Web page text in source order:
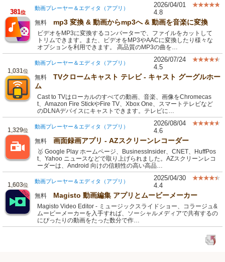
381位
動画プレーヤー＆エディタ（アプリ）
2026/04/01
4.8
無料 mp3 変換 & 動画からmp3へ & 動画を音楽に変換
ビデオをMP3に変換するコンバーターで、ファイルをカットして
トリムできます。また、ビデオをMP3やAACに変換したり様々な
オプションを利用できます。 高品質のMP3の曲を…
1,031位
動画プレーヤー＆エディタ（アプリ）
2026/07/24
4.5
無料
TVクロームキャスト テレビ - キャスト グーグルホー
ム
Cast to TVはローカルのすべての動画、音楽、画像をChromecas
t、Amazon Fire StickやFire TV、Xbox One、スマートテレビなど
のDLNAデバイスにキャストできます。テレビに…
1,329位
動画プレーヤー＆エディタ（アプリ）
2026/08/04
4.6
無料 画面録画アプリ - AZスクリーンレコーダー
🥇 Google Play ホームページ、BusinessInsider、CNET、HuffPos
t、Yahoo ニュースなどで取り上げられました。AZスクリーンレコ
ーダーは、Android 向けの信頼性の高い高品…
1,603位
動画プレーヤー＆エディタ（アプリ）
2025/04/30
4.4
無料 Magisto 動画編集 アプリとムービーメーカー
Magisto Video Editor - ミュージックスライドショー、コラージュ&
ムービーメーカーを入手すれば、ソーシャルメディアで共有するの
にぴったりの動画をたった数分で作…